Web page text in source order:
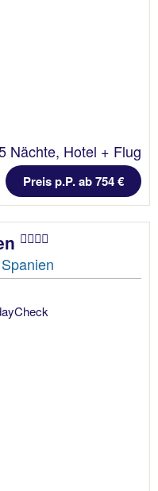
Nächte, Hotel + Flug
Preis p.P. ab 754 €